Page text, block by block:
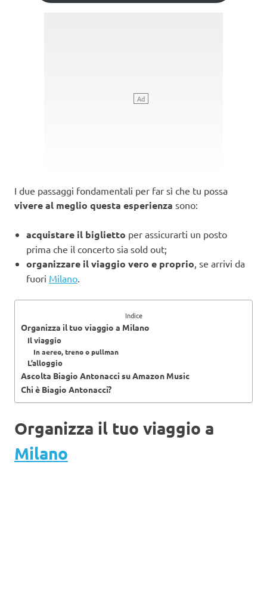
I due passaggi fondamentali per far sì che tu possa
vivere al meglio questa esperienza sono:
acquistare il biglietto per assicurarti un posto
prima che il concerto sia sold out;
organizzare il viaggio vero e proprio, se arrivi da
fuori Milano.
Indice
Organizza il tuo viaggio a Milano
Il viaggio
In aereo, treno o pullman
L’alloggio
Ascolta Biagio Antonacci su Amazon Music
Chi è Biagio Antonacci?
Organizza il tuo viaggio a
Milano